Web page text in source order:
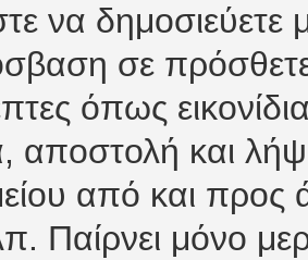
να δημοσιεύετε
σε
όπως
αποστολή και
από και προς
Παίρνει μόνο